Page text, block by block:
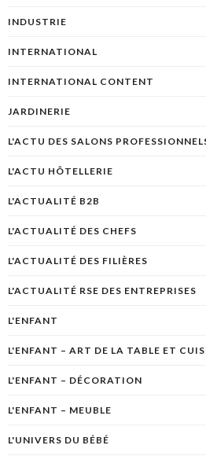
INDUSTRIE
INTERNATIONAL
INTERNATIONAL CONTENT
JARDINERIE
L'ACTU DES SALONS
L'ACTU HÔTELLERIE
L'ACTUALITÉ B2B
L'ACTUALITÉ DES CHEFS
L'ACTUALITÉ DES FILIÈRES
L'ACTUALITÉ RSE DES ENTREPRISES
L'ENFANT
L'ENFANT – ART DE LA TABLE ET
L'ENFANT – DÉCORATION
L'ENFANT – MEUBLE
L'UNIVERS DU BÉBÉ